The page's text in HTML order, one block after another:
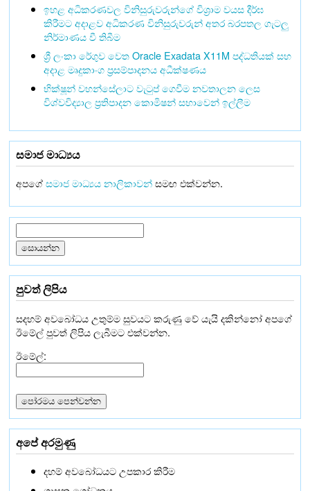
ඉහළ අධිකරණවල විනිසුරුවරුන්ගේ විශ්‍රාම වයස දීර්ඝ
කිරීමට අදාළව අධිකරණ විනිසුරුවරුන් අතර බරපතල ගැටලු
නිර්මාණය වී තිබීම
ශ්‍රී ලංකා රේගුව වෙත Oracle Exadata X11M පද්ධතියක් සහ
අදාළ මෘදුකාංග ප්‍රසම්පාදනය අධීක්ෂණය
භික්ෂූන් වහන්සේලාට වැටුප් ගෙවීම නවතාලන ලෙස
විශ්වවිද්‍යාල ප්‍රතිපාදන කොමිෂන් සභාවෙන් ඉල්ලීම
සමාජ මාධ්‍යය
අපගේසමාජ මාධ්‍යය නාලිකාවන්සමඟ එක්වන්න.
පුවත් ලිපිය
සදහම් අවබෝධය උතුම්ම සුවයට කරුණු වේ යැයි දකින්නෝ අපගේ
ඊමේල් පුවත් ලිපිය ලැබීමට එක්වන්න.
ඊමේල්:
අපේ අරමුණු
දහම් අවබෝධයට උපකාර කිරීම